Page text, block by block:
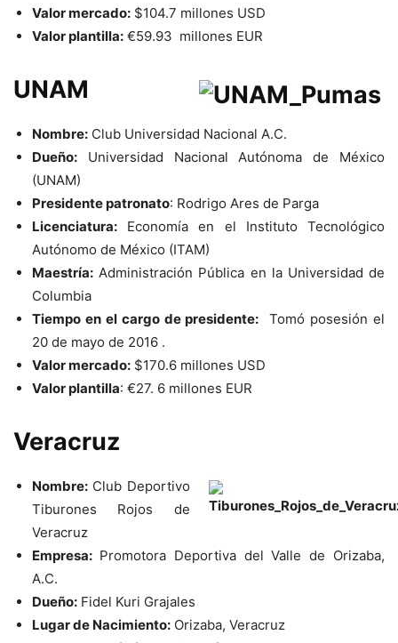
Valor mercado: $104.7 millones USD
Valor plantilla: €59.93 millones EUR
UNAM
Nombre: Club Universidad Nacional A.C.
Dueño: Universidad Nacional Autónoma de México
(UNAM)
Presidente patronato: Rodrigo Ares de Parga
Licenciatura: Economía
en el Instituto Tecnológico
Autónomo de México (ITAM)
Maestría: Administración Pública en la Universidad de
Columbia
Tiempo en el cargo de presidente: Tomó posesión el
20 de mayo de 2016 .
Valor mercado: $170.6 millones USD
Valor plantilla: €27. 6 millones EUR
Veracruz
Nombre: Club Deportivo
Tiburones Rojos de
Veracruz
Empresa: Promotora Deportiva del Valle de Orizaba,
A.C.
Dueño: Fidel Kuri Grajales
Lugar de Nacimiento: Orizaba, Veracruz